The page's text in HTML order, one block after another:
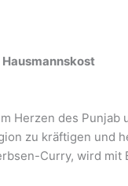
Herzen des
zu kräftigen und
Curry, wird